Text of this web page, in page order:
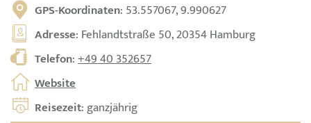
GPS-Koordinaten: 53.557067, 9.990627
Adresse: Fehlandtstraße 50, 20354 Hamburg
Telefon:+49 40 352657
Website
Reisezeit: ganzjährig